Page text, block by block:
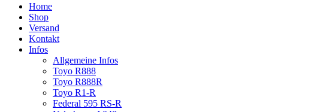
Home
Shop
Versand
Kontakt
Infos
Allgemeine Infos
Toyo R888
Toyo R888R
Toyo R1-R
Federal 595 RS-R